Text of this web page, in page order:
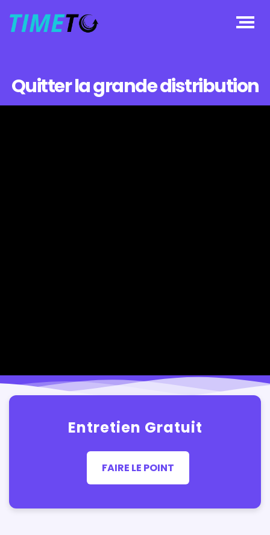
Quitter la grande distribution
Entretien Gratuit
FAIRE LE POINT